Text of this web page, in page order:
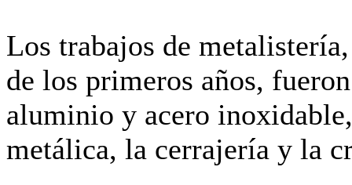
Los trabajos de
de los primeros años,
aluminio y acero
metálica, la cerrajería y la